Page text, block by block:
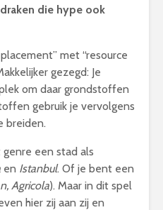
die hype ook
met “resource
gezegd: Je
om daar grondstoffen
gebruik je vervolgens
breiden.
een stad als
en Istanbul. Of je bent een
Agricola). Maar in dit spel
hier zij aan zij en